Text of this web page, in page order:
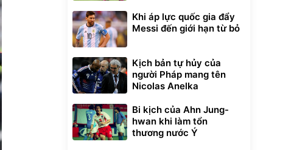
Khi áp lực quốc gia đẩy
Messi đến giới hạn từ bỏ
Kịch bản tự hủy của
người Pháp mang tên
Nicolas Anelka
Bi kịch của Ahn Jung-
hwan khi làm tổn
thương nước Ý